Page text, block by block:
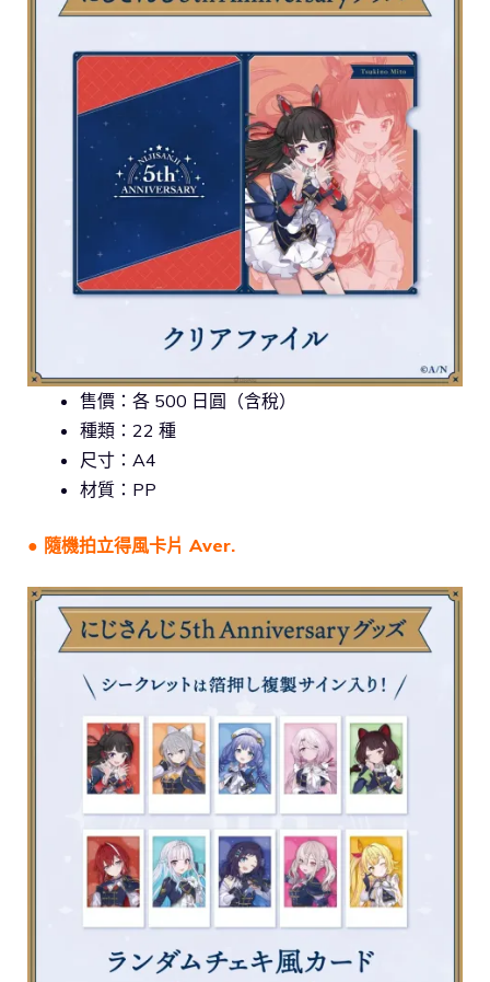
售價：各 500 日圓（含稅）
種類：22 種
尺寸：A4
材質：PP
● 隨機拍立得風卡片 Aver.